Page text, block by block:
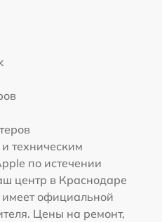
техническим
по истечении
центр в Краснодаре
имеет официальной
Цены на ремонт,